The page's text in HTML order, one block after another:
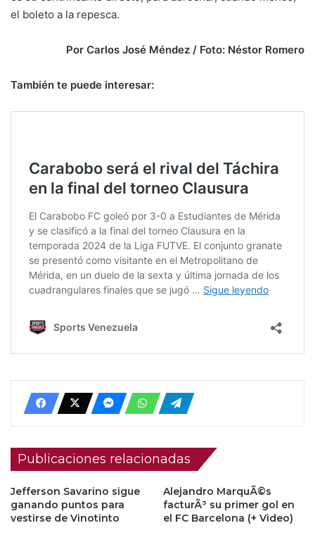
el boleto a la repesca.
Por Carlos José Méndez / Foto: Néstor Romero
También te puede interesar:
Publicaciones relacionadas
Jefferson Savarino sigue
ganando puntos para
vestirse de Vinotinto
Alejandro MarquÃ©s
facturÃ³ su primer gol en
el FC Barcelona (+ Video)